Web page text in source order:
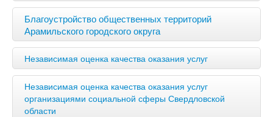
Благоустройство общественных территорий
Арамильского городского округа
Независимая оценка качества оказания услуг
Независимая оценка качества оказания услуг
организациями социальной сферы Свердловской
области